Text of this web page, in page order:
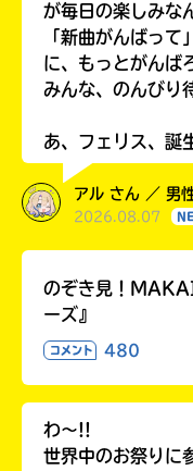
が毎日の楽しみな
「新曲がんばっ
に、もっとがんば
みんな、のんびり
あ、フェリス、誕
アル さん ／ 男
2026.08.07
のぞき見！
ーズ』
コメント 480
わ〜!!
世界中のお祭り